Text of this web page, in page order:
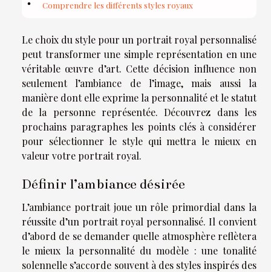
Comprendre les différents styles royaux
Le choix du style pour un portrait royal personnalisé
peut transformer une simple représentation en une
véritable œuvre d’art. Cette décision influence non
seulement l’ambiance de l’image, mais aussi la
manière dont elle exprime la personnalité et le statut
de la personne représentée. Découvrez dans les
prochains paragraphes les points clés à considérer
pour sélectionner le style qui mettra le mieux en
valeur votre portrait royal.
Définir l’ambiance désirée
L’ambiance portrait joue un rôle primordial dans la
réussite d’un portrait royal personnalisé. Il convient
d’abord de se demander quelle atmosphère reflètera
le mieux la personnalité du modèle : une tonalité
solennelle s’accorde souvent à des styles inspirés des